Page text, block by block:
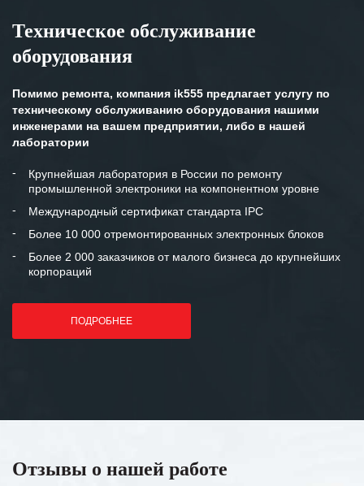
Техническое обслуживание
оборудования
Помимо ремонта, компания ik555 предлагает услугу по
техническому обслуживанию оборудования нашими
инженерами на вашем предприятии, либо в нашей
лаборатории
Крупнейшая лаборатория в России по ремонту
промышленной электроники на компонентном уровне
Международный сертификат стандарта IPC
Более 10 000 отремонтированных электронных блоков
Более 2 000 заказчиков от малого бизнеса до крупнейших
корпораций
ПОДРОБНЕЕ
Отзывы о нашей работе